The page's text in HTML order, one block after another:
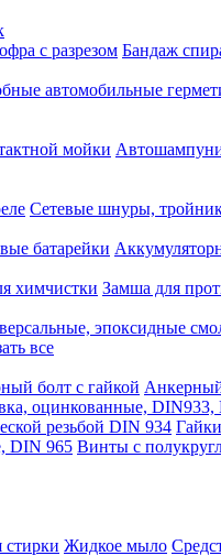
с разрезом Бандаж
автомобильные
мойки
Сетевые шнуры,
батарейки
химчистки Замша для
эпоксидные
все
болт с гайкой
оцинкованные,
резьбой DIN 934
DIN 965 Винты с
стирки Жидкое мыло